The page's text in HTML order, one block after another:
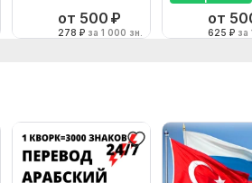
от 500 ₽
278 ₽ за 1 000 зн.
от
625 ₽ за